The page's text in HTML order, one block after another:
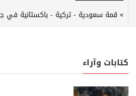
قمة سعودية - تركية - باكستانية في
كتابات وآراء